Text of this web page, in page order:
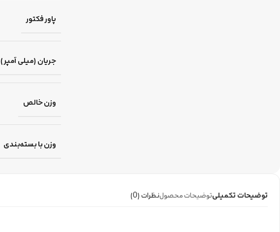
پاور فکتور
جریان (میلی آمپر)
وزن خالص
وزن با بسته‌بندی
توضیحات تکمیلیتوضیحات محصولنظرات (0)